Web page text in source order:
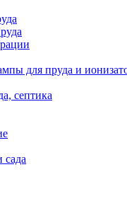
для пруда и
септика
сада